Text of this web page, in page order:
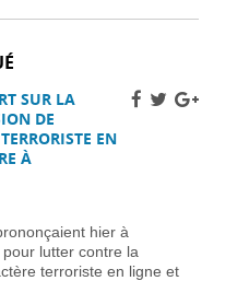
des jeunes
: perturbations de
-31 mars 2026
2026 : enjeux et
cette saison -
bloqués en
de l’EES -31 mars
SUR LA
DE
EN
À
hier à
lutter contre la
terroriste en ligne et